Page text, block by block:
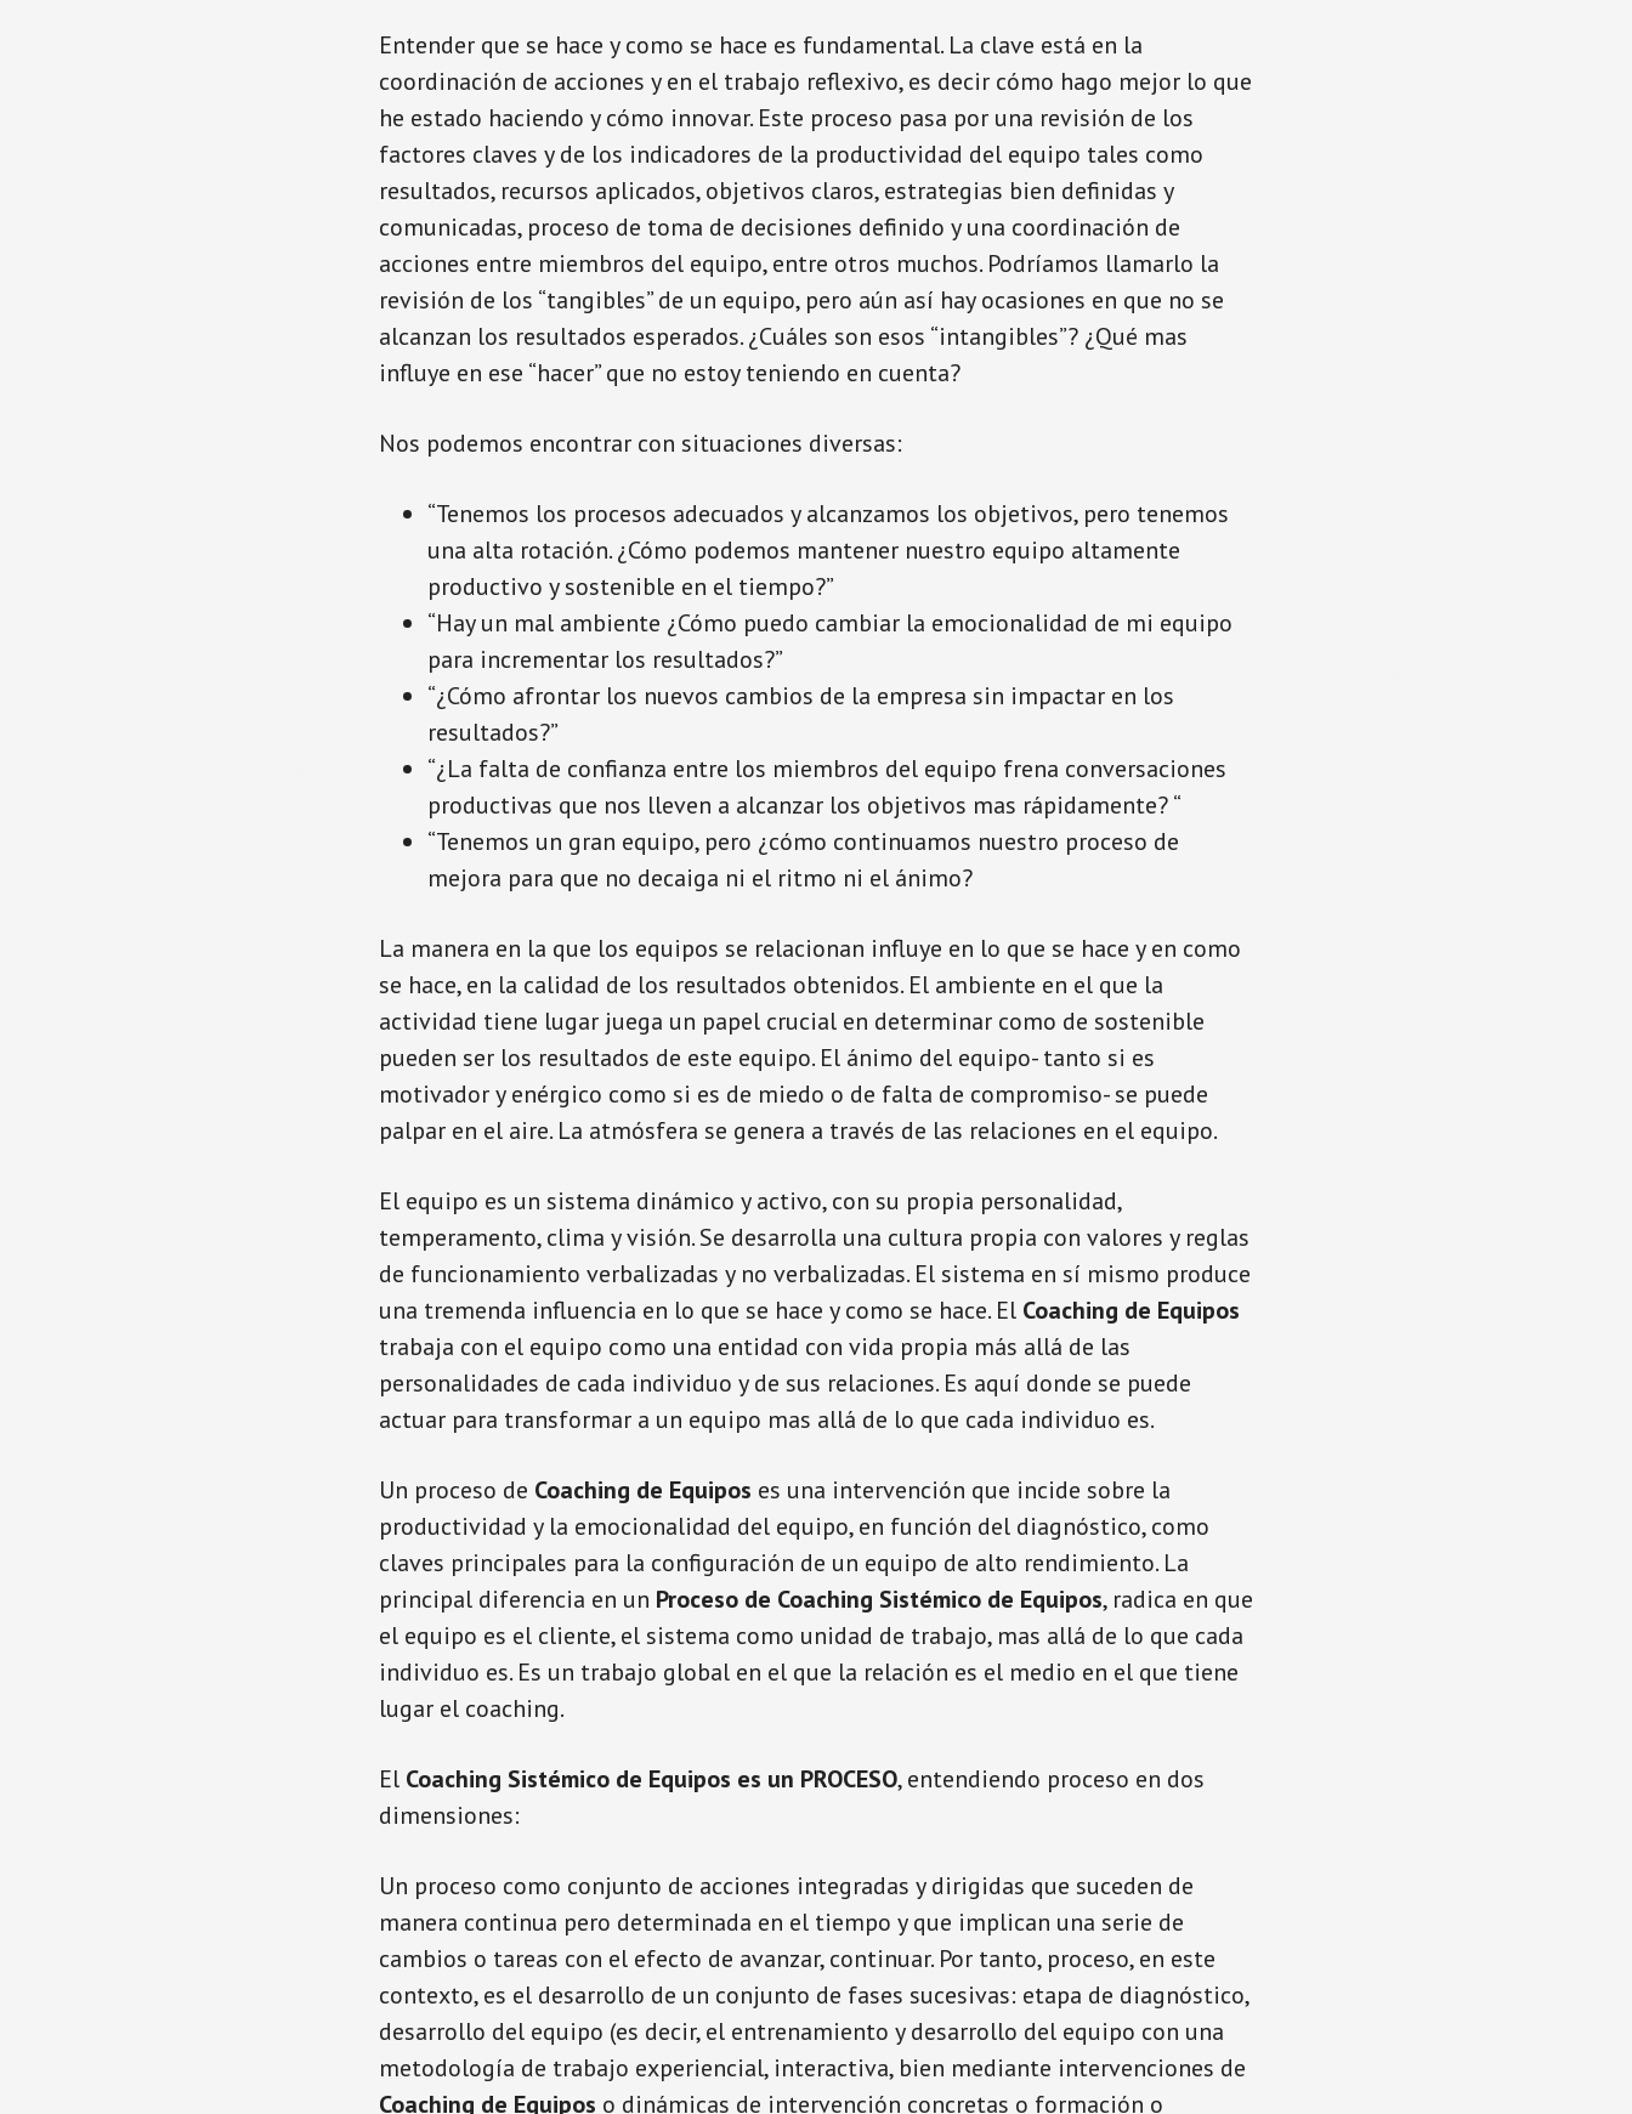
Entender que se hace y como se hace es fundamental. La clave está en la
coordinación de acciones y en el trabajo reflexivo, es decir cómo hago mejor lo que
he estado haciendo y cómo innovar. Este proceso pasa por una revisión de los
factores claves y de los indicadores de la productividad del equipo tales como
resultados, recursos aplicados, objetivos claros, estrategias bien definidas y
comunicadas, proceso de toma de decisiones definido y una coordinación de
acciones entre miembros del equipo, entre otros muchos. Podríamos llamarlo la
revisión de los “tangibles” de un equipo, pero aún así hay ocasiones en que no se
alcanzan los resultados esperados. ¿Cuáles son esos “intangibles”? ¿Qué mas
influye en ese “hacer” que no estoy teniendo en cuenta?
Nos podemos encontrar con situaciones diversas:
“Tenemos los procesos adecuados y alcanzamos los objetivos, pero tenemos
una alta rotación. ¿Cómo podemos mantener nuestro equipo altamente
productivo y sostenible en el tiempo?”
“Hay un mal ambiente ¿Cómo puedo cambiar la emocionalidad de mi equipo
para incrementar los resultados?”
“¿Cómo afrontar los nuevos cambios de la empresa sin impactar en los
resultados?”
“¿La falta de confianza entre los miembros del equipo frena conversaciones
productivas que nos lleven a alcanzar los objetivos mas rápidamente? “
“Tenemos un gran equipo, pero ¿cómo continuamos nuestro proceso de
mejora para que no decaiga ni el ritmo ni el ánimo?
La manera en la que los equipos se relacionan influye en lo que se hace y en como
se hace, en la calidad de los resultados obtenidos. El ambiente en el que la
actividad tiene lugar juega un papel crucial en determinar como de sostenible
pueden ser los resultados de este equipo. El ánimo del equipo- tanto si es
motivador y enérgico como si es de miedo o de falta de compromiso- se puede
palpar en el aire. La atmósfera se genera a través de las relaciones en el equipo.
El equipo es un sistema dinámico y activo, con su propia personalidad,
temperamento, clima y visión. Se desarrolla una cultura propia con valores y reglas
de funcionamiento verbalizadas y no verbalizadas. El sistema en sí mismo produce
una tremenda influencia en lo que se hace y como se hace. El Coaching de Equipos
trabaja con el equipo como una entidad con vida propia más allá de las
personalidades de cada individuo y de sus relaciones. Es aquí donde se puede
actuar para transformar a un equipo mas allá de lo que cada individuo es.
Un proceso de Coaching de Equipos es una intervención que incide sobre la
productividad y la emocionalidad del equipo, en función del diagnóstico, como
claves principales para la configuración de un equipo de alto rendimiento. La
principal diferencia en un Proceso de Coaching Sistémico de Equipos, radica en que
el equipo es el cliente, el sistema como unidad de trabajo, mas allá de lo que cada
individuo es. Es un trabajo global en el que la relación es el medio en el que tiene
lugar el coaching.
El Coaching Sistémico de Equipos es un PROCESO, entendiendo proceso en dos
dimensiones:
Un proceso como conjunto de acciones integradas y dirigidas que suceden de
manera continua pero determinada en el tiempo y que implican una serie de
cambios o tareas con el efecto de avanzar, continuar. Por tanto, proceso, en este
contexto, es el desarrollo de un conjunto de fases sucesivas: etapa de diagnóstico,
desarrollo del equipo (es decir, el entrenamiento y desarrollo del equipo con una
metodología de trabajo experiencial, interactiva, bien mediante intervenciones de
Coaching de Equipos o dinámicas de intervención concretas o formación o